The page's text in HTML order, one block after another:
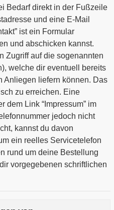
Bedarf direkt in der Fußzeile
und eine E-Mail
ist ein Formular
und abschicken kannst.
Zugriff auf die sogenannten
welche dir eventuell bereits
Anliegen liefern können. Das
zu erreichen. Eine
dem Link “Impressum” im
jedoch nicht
kannst du davon
ein reelles Servicetelefon
rund um deine Bestellung
vorgegebenen schriftlichen